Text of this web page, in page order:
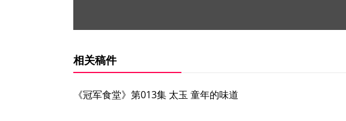
相关稿件
《冠军食堂》第013集 太玉 童年的味道